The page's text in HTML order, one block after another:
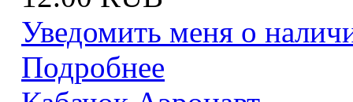
Уведомить меня о
Подробнее